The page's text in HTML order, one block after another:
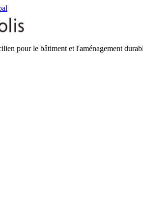
pour le bâtiment et l'aménagement